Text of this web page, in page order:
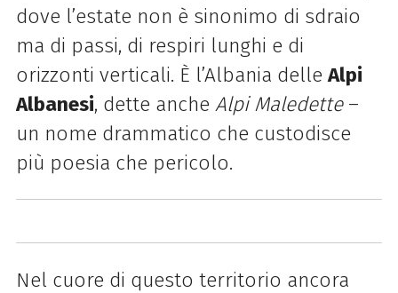
dove l’estate non è sinonimo di sdraio
ma di passi, di respiri lunghi e di
orizzonti verticali. È l’Albania delleAlpi
Albanesi, dette anche Alpi Maledette–
un nome drammatico che custodisce
più poesia che pericolo.
Nel cuore di questo territorio ancora